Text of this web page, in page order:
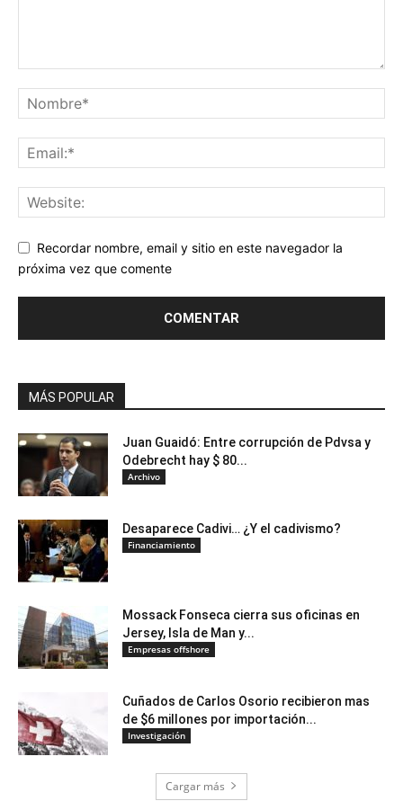
Recordar nombre, email y sitio en este navegador la
próxima vez que comente
MÁS POPULAR
Juan Guaidó: Entre corrupción de Pdvsa y
Odebrecht hay $ 80...
Archivo
Desaparece Cadivi… ¿Y el cadivismo?
Financiamiento
Mossack Fonseca cierra sus oficinas en
Jersey, Isla de Man y...
Empresas offshore
Cuñados de Carlos Osorio recibieron mas
de $6 millones por importación...
Investigación
Cargar más